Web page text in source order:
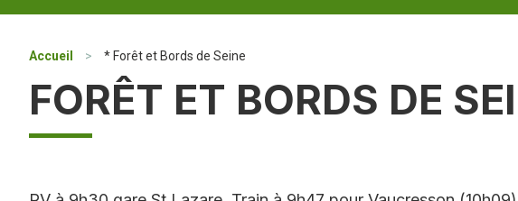
Accueil > * Forêt et Bords de Seine
FORÊT ET BORDS DE